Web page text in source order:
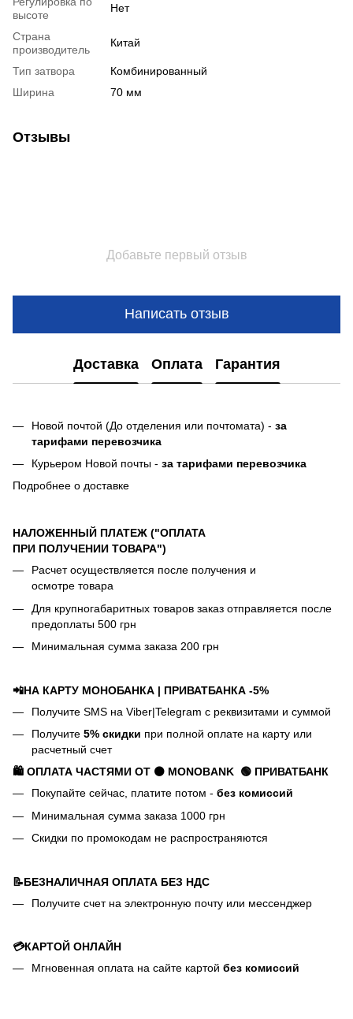
высоте
Нет
Страна
производитель
Китай
Тип затвора
Комбинированный
Ширина
70 мм
Отзывы
Добавьте первый отзыв
Написать отзыв
Доставка Оплата Гарантия
Новой почтой (До отделения или почтомата) - за
тарифами перевозчика
Курьером Новой почты - за тарифами перевозчика
Подробнее о доставке
НАЛОЖЕННЫЙ ПЛАТЕЖ ("ОПЛАТА
ПРИ ПОЛУЧЕНИИ ТОВАРА")
Расчет осуществляется после получения и
осмотре товара
Для крупногабаритных товаров заказ отправляется после
предоплаты 500 грн
Минимальная сумма заказа 200 грн
📲НА КАРТУ МОНОБАНКА | ПРИВАТБАНКА -5%
Получите SMS на Viber|Telegram с реквизитами и суммой
Получите 5% скидки при полной оплате на карту или
расчетный счет
🛍️ ОПЛАТА ЧАСТЯМИ ОТ ⚫ MONOBANK 🟢 ПРИВАТБАНК
Покупайте сейчас, платите потом - без комиссий
Минимальная сумма заказа 1000 грн
Скидки по промокодам не распространяются
📝БЕЗНАЛИЧНАЯ ОПЛАТА БЕЗ НДС
Получите счет на электронную почту или мессенджер
💳КАРТОЙ ОНЛАЙН
Мгновенная оплата на сайте картой без комиссий